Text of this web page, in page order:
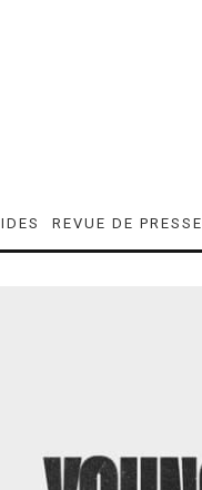
REVUE DE PRESSE